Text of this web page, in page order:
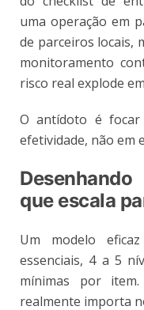
uma operação em
de parceiros locais,
monitoramento
risco real explode
O antídoto é focar
efetividade, não em
que escala
Um modelo
essenciais, 4 a 5
mínimas por
realmente importa